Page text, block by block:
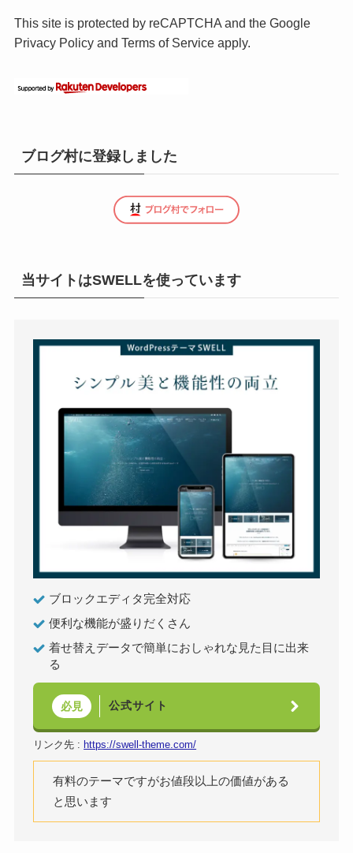
This site is protected by reCAPTCHA and the Google
Privacy Policyand Terms of Serviceapply.
ブログ村に登録しました
当サイトはSWELLを使っています
ブロックエディタ完全対応
便利な機能が盛りだくさん
着せ替えデータで簡単におしゃれな見た目に出来
る
必見 公式サイト
リンク先 : https://swell-theme.com/
有料のテーマですがお値段以上の価値がある
と思います